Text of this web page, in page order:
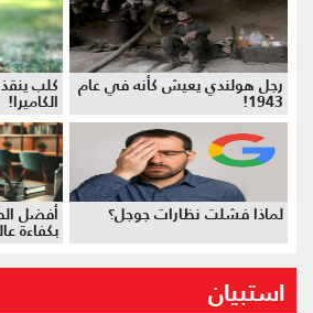
رجل هولندي يعيش كأنه في عام
1943!
كلب
الكاميرا!
لماذا فشلت نظارات جوجل؟ أفضل
بكفاءة
استبيان